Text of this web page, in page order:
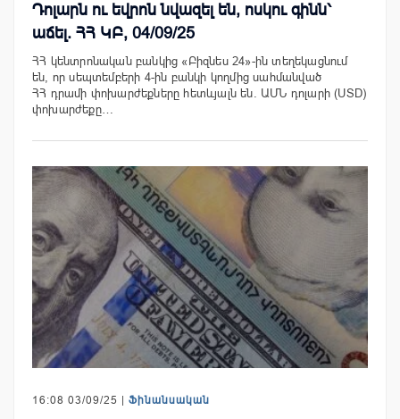
Դոլարն ու եվրոն նվազել են, ոսկու գինն՝
աճել. ՀՀ ԿԲ, 04/09/25
ՀՀ կենտրոնական բանկից «Բիզնես 24»-ին տեղեկացնում
են, որ սեպտեմբերի 4-ին բանկի կողմից սահմանված
ՀՀ դրամի փոխարժեքները հետևյալն են. ԱՄՆ դոլարի (USD)
փոխարժեքը…
16:08 03/09/25 | Ֆինանսական